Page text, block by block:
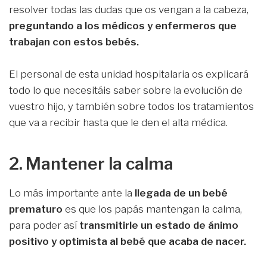
resolver todas las dudas que os vengan a la cabeza,
preguntando a los médicos y enfermeros que
trabajan con estos bebés.
El personal de esta unidad hospitalaria os explicará
todo lo que necesitáis saber sobre la evolución de
vuestro hijo, y también sobre todos los tratamientos
que va a recibir hasta que le den el alta médica.
2. Mantener la calma
Lo más importante ante la llegada de un bebé
prematuro es que los papás mantengan la calma,
para poder así transmitirle un estado de ánimo
positivo y optimista al bebé que acaba de nacer.